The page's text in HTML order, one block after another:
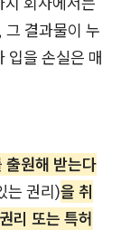
그 결과물이 누
입을 손실은 매
출원해 받는다
는 권리)을 취
리 또는 특허